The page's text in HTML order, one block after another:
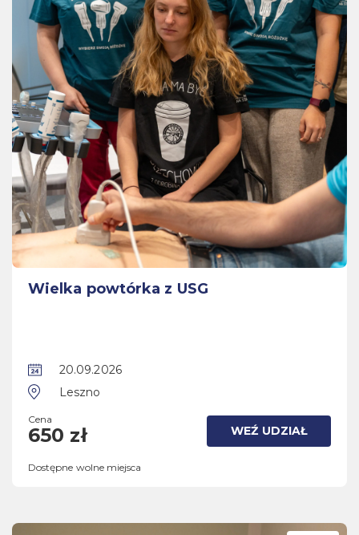
Wielka powtórka z USG
20.09.2026
Leszno
Cena
650 zł WEŹ UDZIAŁ
Dostępne wolne miejsca